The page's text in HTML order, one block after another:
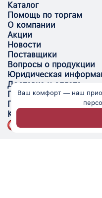
Каталог
Помощь по торгам
О компании
Акции
Новости
Поставщики
Вопросы о продукции
Юридическая
Доставка и оплата
Поставщикам
Помощь
Контакты
Ваш комфорт — наш